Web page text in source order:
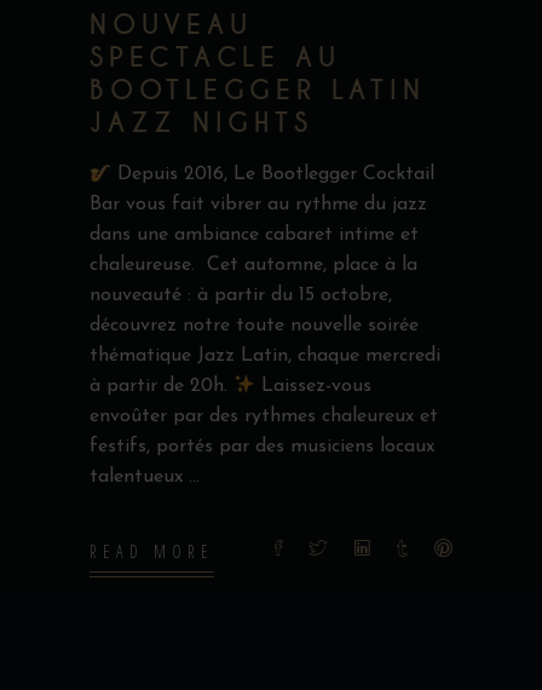
NOUVEAU
SPECTACLE AU
BOOTLEGGER LATIN
JAZZ NIGHTS
Depuis 2016, Le Bootlegger Cocktail
Bar vous fait vibrer au rythme du jazz
dans une ambiance cabaret intime et
chaleureuse. Cet automne, place à la
nouveauté : à partir du 15 octobre,
découvrez notre toute nouvelle soirée
thématique Jazz Latin, chaque mercredi
à partir de 20h.
Laissez-vous
envoûter par des rythmes chaleureux et
festifs, portés par des musiciens locaux
talentueux
READ MORE